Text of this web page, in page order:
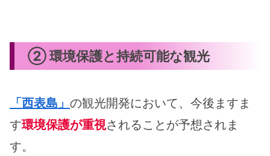
② 環境保護と持続可能な観光
「西表島」 の観光開発において、今後ますま
す環境保護が重視されることが予想されま
す。